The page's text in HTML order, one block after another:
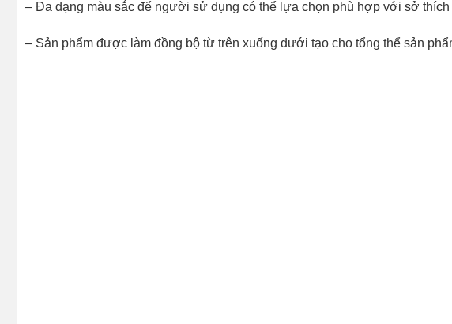
– Đa dạng màu sắc để người sử dụng có thể lựa chọn phù hợp với sở
– Sản phẩm được làm đồng bộ từ trên xuống dưới tạo cho tổng thể sản